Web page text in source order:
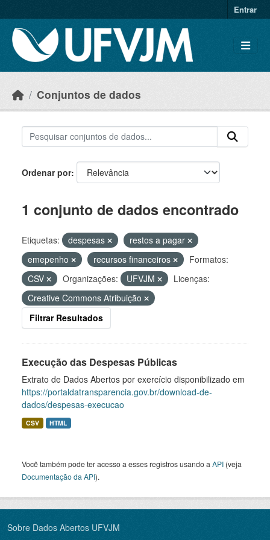
Entrar
Conjuntos de dados
Ordenar por
1 conjunto de dados encontrado
Etiquetas: despesas
restos a pagar
emepenho
recursos financeiros
Formatos:
CSV
Organizações: UFVJM
Licenças:
Creative Commons Atribuição
Filtrar Resultados
Execução das Despesas Públicas
Extrato de Dados Abertos por exercício disponibilizado em
https://portaldatransparencia.gov.br/download-de-
dados/despesas-execucao
CSV HTML
Você também pode ter acesso a esses registros usando a API (veja
Documentação da API).
Sobre Dados Abertos UFVJM